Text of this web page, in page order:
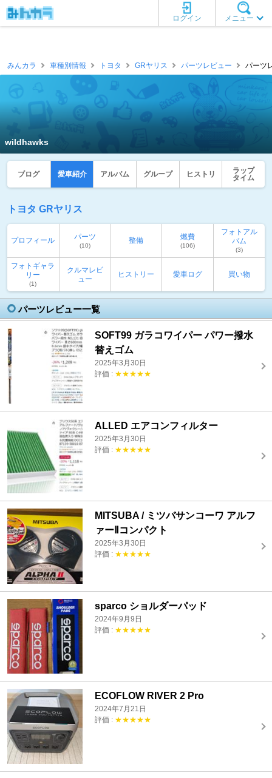
メニュー
ログイン
みんカラ 車種別情報 トヨタ GRヤリス パーツレビュー パーツ
wildhawks
ブログ 愛車紹介 アルバム グループ ヒストリ
ラップ
タイム
トヨタ GRヤリス
プロフィール パーツ
(10)
整備 燃費
(106)
フォトアル
バム
(3)
フォトギャラ
リー
(1)
クルマレビ
ュー
ヒストリー 愛車ログ 買い物
パーツレビュー一覧
SOFT99 ガラコワイパー パワー撥水
替えゴム
2025年3月30日
評価 : ★★★★★
ALLED エアコンフィルター
2025年3月30日
評価 : ★★★★★
MITSUBA / ミツバサンコーワ アルフ
ァーⅡコンパクト
2025年3月30日
評価 : ★★★★★
sparco ショルダーパッド
2024年9月9日
評価 : ★★★★★
ECOFLOW RIVER 2 Pro
2024年7月21日
評価 : ★★★★★